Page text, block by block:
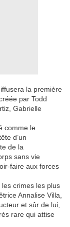
la première
par Todd
Gabrielle
comme le
d’un
de la
sans vie
faire aux forces
crimes les plus
Annalise Villa,
et sûr de lui,
rare qui attise